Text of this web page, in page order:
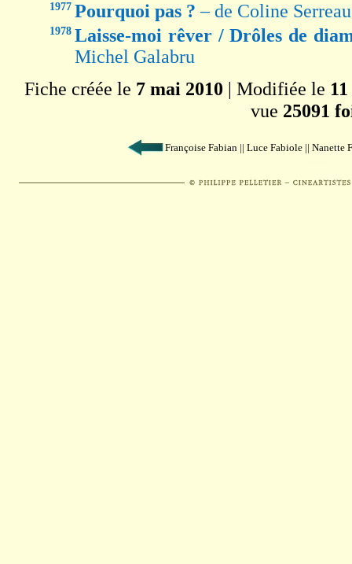
1977 Pourquoi pas ?– de Coline
1978 Laisse-moi rêver / Drôles de
Michel Galabru
Fiche créée le 7 mai 2010 | Modifiée le
vue 25091
Françoise Fabian || Luce Fabiole || Nanette